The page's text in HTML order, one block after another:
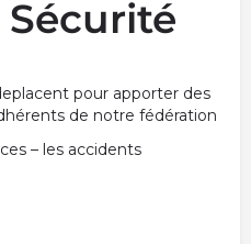
pour apporter des
de notre fédération
– les accidents